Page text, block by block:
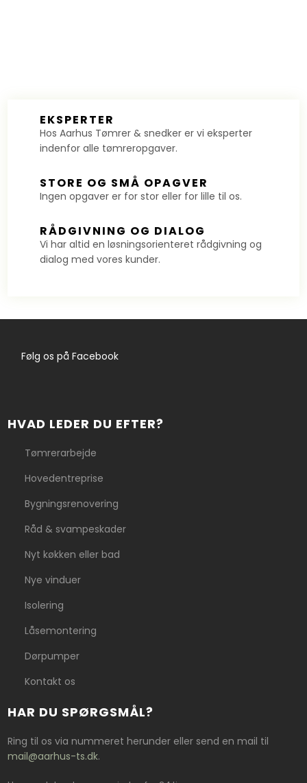
​EKSPERTER
Hos Aarhus Tømrer & snedker er vi eksperter
indenfor alle tømreropgaver.
​STORE OG SMÅ OPAGVER
​Ingen opgaver er for stor eller for lille til os.
​RÅDGIVNING OG DIALOG
​​​Vi har altid en løsningsorienteret rådgivning og
dialog med vores kunder.
​Følg os på Facebook
HVAD LEDER DU EFTER?
Tømrerarbejde
Hovedentreprise
Bygningsrenovering
Råd & svampeskader
Nyt køkken eller bad
Nye vinduer
Isolering
Låsemontering
Dørpumper
Kontakt os
HAR DU SPØRGSMÅL?
Ring til os via nummeret herunder eller send en mail til
mail@aarhus-ts.dk.